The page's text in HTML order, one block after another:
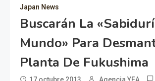
Japan News
Buscarán La
Mundo» Para
Planta De Fukushima
17 octubre 2013 Agencia YEA